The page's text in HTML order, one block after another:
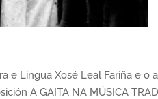
e Lingua Xosé Leal Fariña e o
A GAITA NA MÚSICA